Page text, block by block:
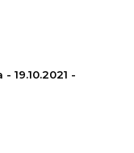
19.10.2021 -